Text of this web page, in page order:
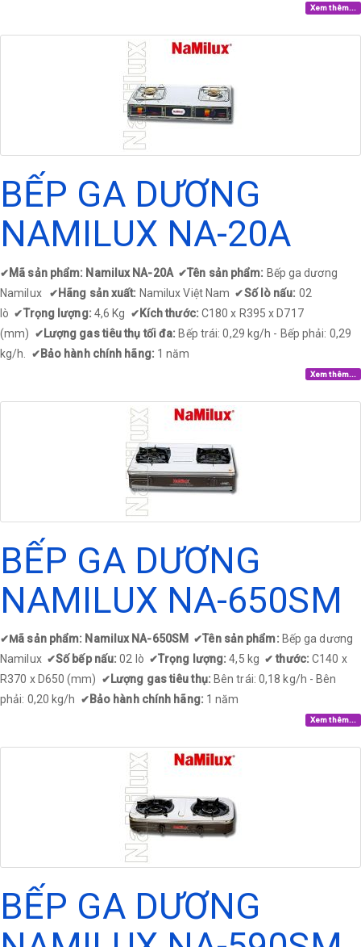
Xem thêm...
BẾP GA DƯƠNG
NAMILUX NA-20A
✔Mã sản phẩm: Namilux NA-20A ✔Tên sản phẩm: Bếp ga dương
Namilux ✔Hãng sản xuất: Namilux Việt Nam ✔Số lò nấu: 02
lò ✔Trọng lượng: 4,6 Kg ✔Kích thước: C180 x R395 x D717
(mm) ✔Lượng gas tiêu thụ tối đa: Bếp trái: 0,29 kg/h - Bếp phải: 0,29
kg/h.
✔Bảo hành chính hãng: 1 năm
Xem thêm...
BẾP GA DƯƠNG
NAMILUX NA-650SM
✔Mã sản phẩm: Namilux NA-650SM ✔Tên sản phẩm: Bếp ga dương
Namilux ✔Số bếp nấu: 02 lò ✔Trọng lượng:4,5 kg ✔ thước: C140 x
R370 x D650 (mm) ✔ Lượng gas tiêu thụ: Bên trái: 0,18 kg/h - Bên
phải: 0,20 kg/h ✔ Bảo hành chính hãng: 1 năm
Xem thêm...
BẾP GA DƯƠNG